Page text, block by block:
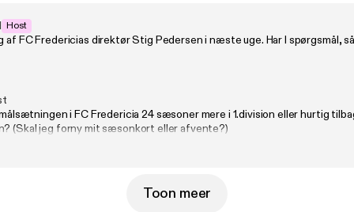
klubben på sporet af det første danske mesterskab
holdet til at se ud, når det, måske, skal spille
Host
af FC Fredericias direktør Stig Pedersen i næste uge. Har I spørgsmål,
i FC Fredericia 24 sæsoner mere i 1.division eller hurtig
(Skal jeg forny mit sæsonkort eller afvente?)
Toon meer